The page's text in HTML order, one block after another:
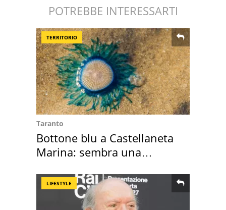
POTREBBE INTERESSARTI
TERRITORIO
Taranto
Bottone blu a Castellaneta
Marina: sembra una
LIFESTYLE